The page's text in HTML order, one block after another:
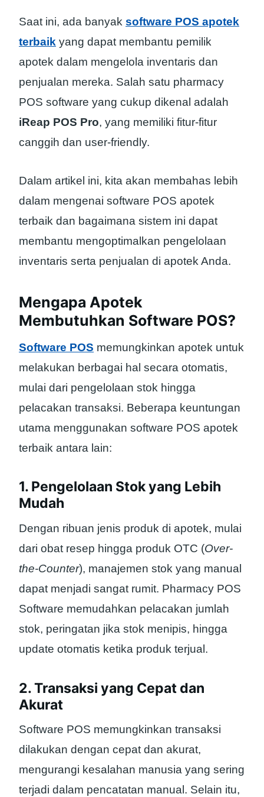
Saat ini, ada banyak software POS apotek
terbaik yang dapat membantu pemilik
apotek dalam mengelola inventaris dan
penjualan mereka. Salah satu pharmacy
POS software yang cukup dikenal adalah
iReap POS Pro, yang memiliki fitur-fitur
canggih dan user-friendly.
Dalam artikel ini, kita akan membahas lebih
dalam mengenai software POS apotek
terbaik dan bagaimana sistem ini dapat
membantu mengoptimalkan pengelolaan
inventaris serta penjualan di apotek Anda.
Mengapa Apotek
Membutuhkan Software POS?
Software POS memungkinkan apotek untuk
melakukan berbagai hal secara otomatis,
mulai dari pengelolaan stok hingga
pelacakan transaksi. Beberapa keuntungan
utama menggunakan software POS apotek
terbaik antara lain:
1. Pengelolaan Stok yang Lebih
Mudah
Dengan ribuan jenis produk di apotek, mulai
dari obat resep hingga produk OTC (Over-
the-Counter), manajemen stok yang manual
dapat menjadi sangat rumit. Pharmacy POS
Software memudahkan pelacakan jumlah
stok, peringatan jika stok menipis, hingga
update otomatis ketika produk terjual.
2. Transaksi yang Cepat dan
Akurat
Software POS memungkinkan transaksi
dilakukan dengan cepat dan akurat,
mengurangi kesalahan manusia yang sering
terjadi dalam pencatatan manual. Selain itu,